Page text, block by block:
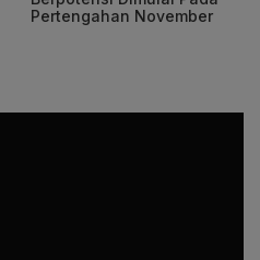
Pertengahan November